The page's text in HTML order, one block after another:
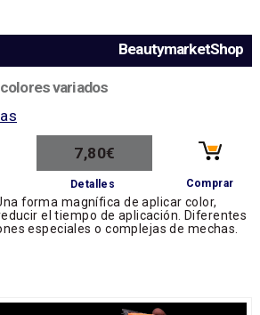
BeautymarketShop
variados
7,80€
Detalles Comprar
forma magnífica de aplicar color,
el tiempo de aplicación. Diferentes
especiales o complejas de mechas.